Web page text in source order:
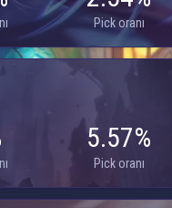
Pick oranı
5.57%
Pick oranı